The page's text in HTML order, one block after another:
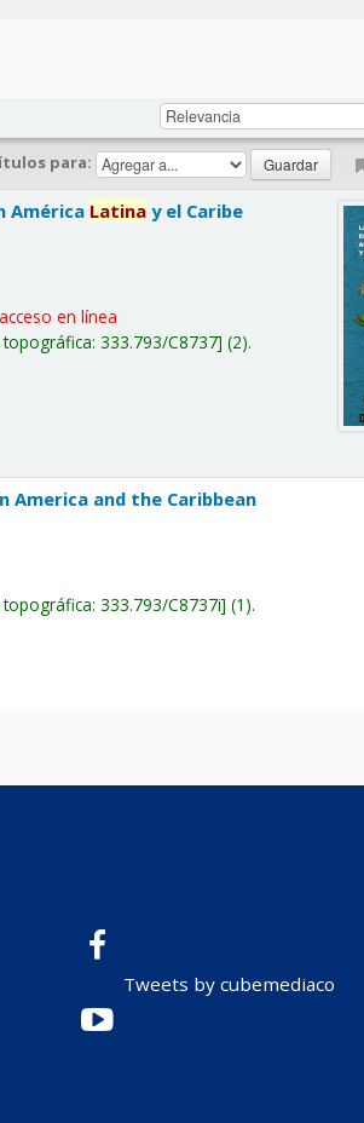
para:
América Latina y el Caribe
en línea
topográfica:333.793/C8737 (2).
America and the Caribbean
topográfica:333.793/C8737i (1).
Tweets by cubemediaco